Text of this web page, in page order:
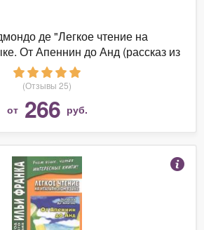
де "Легкое чтение на
От Апеннин до Анд (рассказ из
повести "Сердце")"
(Отзывы 25)
от 266 руб.